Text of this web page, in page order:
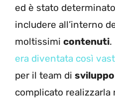
ed è stato determinato
includere all’interno
moltissimi contenuti.
era diventata così
per il team di sviluppo
complicato realizzarla